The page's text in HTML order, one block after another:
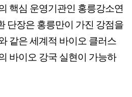
핵심 운영기관인 홍릉강소연
단장은 홍릉만이 가진 강점을
같은 세계적 바이오 클러스
바이오 강국 실현이 가능하